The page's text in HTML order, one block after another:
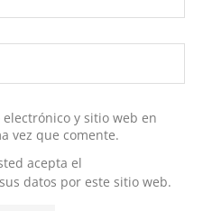
y sitio web en
vez que comente.
acepta el
datos por este sitio web.